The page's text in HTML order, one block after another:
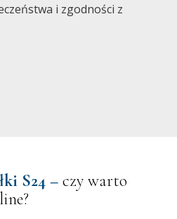
i zgodności z
S24 – czy warto